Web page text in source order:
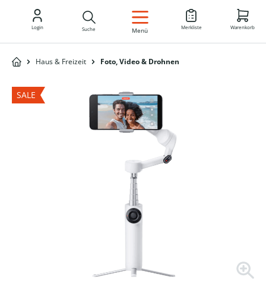
DE
Login Suche Menü Merkliste Warenkorb
Haus & Freizeit Foto, Video & Drohnen
SALE